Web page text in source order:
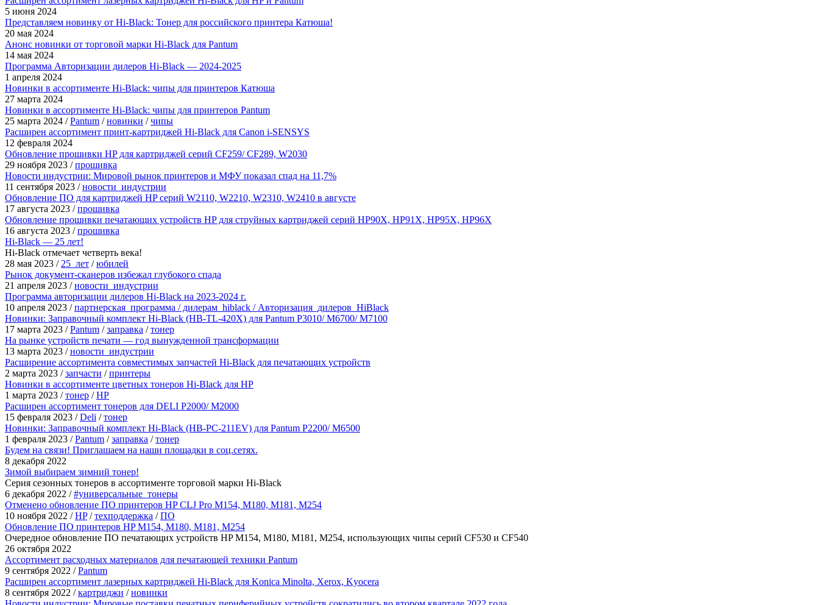
5 июня 2024
Представляем новинку от Hi-Black: Тонер для российского принтера Катюша!
20 мая 2024
Анонс новинки от торговой марки Hi-Black для Pantum
14 мая 2024
Программа Авторизации дилеров Hi-Black — 2024-2025
1 апреля 2024
Новинки в ассортименте Hi-Black: чипы для принтеров Катюша
27 марта 2024
Новинки в ассортименте Hi-Black: чипы для принтеров Pantum
25 марта 2024 /Pantum /новинки /чипы
Расширен ассортимент принт-картриджей Hi-Black для Canon i-SENSYS
12 февраля 2024
Обновление прошивки HP для картриджей серий CF259/ CF289, W2030
29 ноября 2023 /прошивка
Новости индустрии: Мировой рынок принтеров и МФУ показал спад на 11,7%
11 сентября 2023 /новости_индустрии
Обновление ПО для картриджей HP серий W2110, W2210, W2310, W2410 в августе
17 августа 2023 /прошивка
Обновление прошивки печатающих устройств HP для струйных картриджей серий HP90X, HP91X, HP95X, HP96X
16 августа 2023 /прошивка
Hi-Black — 25 лет!
Hi-Black отмечает четверть века!
28 мая 2023 / 25_лет /юбилей
Рынок документ-сканеров избежал глубокого спада
21 апреля 2023 /новости_индустрии
Программа авторизации дилеров Hi-Black на 2023-2024 г.
10 апреля 2023 /партнерская_программа / дилерам_hiblack / Авторизация_дилеров_HiBlack
Новинки: Заправочный комплект Hi-Black (HB-TL-420X) для Pantum P3010/ M6700/ M7100
17 марта 2023 /Pantum /заправка /тонер
На рынке устройств печати — год вынужденной трансформации
13 марта 2023 /новости_индустрии
Расширение ассортимента совместимых запчастей Hi-Black для печатающих устройств
2 марта 2023 /запчасти /принтеры
Новинки в ассортименте цветных тонеров Hi-Black для HP
1 марта 2023 /тонер /HP
Расширен ассортимент тонеров для DELI P2000/ M2000
15 февраля 2023 /Deli /тонер
Новинки: Заправочный комплект Hi-Black (HB-PC-211EV) для Pantum P2200/ M6500
1 февраля 2023 /Pantum /заправка /тонер
Будем на связи! Приглашаем на наши площадки в соц.сетях.
8 декабря 2022
Зимой выбираем зимний тонер!
Серия сезонных тонеров в ассортименте торговой марки Hi-Black
6 декабря 2022 /#универсальные_тонеры
Отменено обновление ПО принтеров HP CLJ Pro M154, M180, M181, M254
10 ноября 2022 /HP/техподдержка /ПО
Обновление ПО принтеров HP M154, M180, M181, M254
Очередное обновление ПО печатающих устройств HP M154, M180, M181, M254, использующих чипы серий CF530 и CF540
26 октября 2022
Ассортимент расходных материалов для печатающей техники Pantum
9 сентября 2022 /Pantum
Расширен ассортимент лазерных картриджей Hi-Black для Konica Minolta, Xerox, Kyocera
8 сентября 2022 /картриджи /новинки